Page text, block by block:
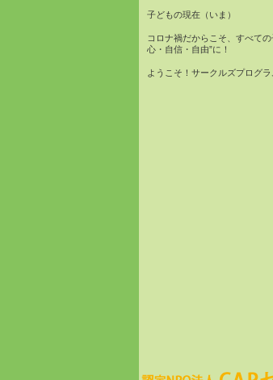
子どもの現在（いま）
コロナ禍だからこそ、すべての
心・自信・自由”に！
ようこそ！サークルズプログラ